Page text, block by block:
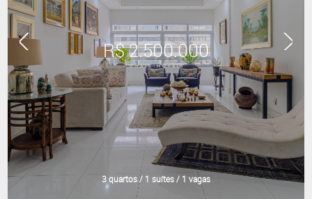
R$ 2.500.000
3 quartos / 1 suítes / 1 vagas